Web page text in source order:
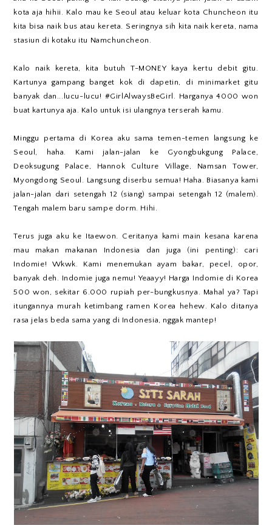
kota aja hihii. Kalo mau ke Seoul atau keluar kota Chuncheon itu
kita bisa naik bus atau kereta. Seringnya sih kita naik kereta, nama
stasiun di kotaku itu Namchuncheon.
Kalo naik kereta, kita butuh T-MONEY kaya kertu debit gitu.
Kartunya gampang banget kok di dapetin, di minimarket gitu
banyak dan...lucu-lucu! #GirlAlwaysBeGirl. Harganya 4000 won
buat kartunya aja. Kalo untuk isi ulangnya terserah kamu.
Minggu pertama di Korea aku sama temen-temen langsung ke
Seoul, haha. Kami jalan-jalan ke Gyongbukgung Palace,
Deoksugung Palace, Hannok Culture Village, Namsan Tower,
Myongdong Seoul. Langsung diserbu semua! Haha. Biasanya kami
jalan-jalan dari setengah 12 (siang) sampai setengah 12 (malem).
Tengah malem baru sampe dorm. Hihi.
Terus juga aku ke Itaewon. Ceritanya kami main kesana karena
mau makan makanan Indonesia dan juga (ini penting): cari
Indomie! Wkwk. Kami menemukan ayam bakar, pecel, opor,
banyak deh. Indomie juga nemu! Yeaayy! Harga Indomie di Korea
500 won, sekitar 6.000 rupiah per-bungkusnya. Mahal ya? Tapi
itungannya murah ketimbang ramen Korea hehew. Kalo ditanya
rasa jelas beda sama yang di Indonesia, nggak mantep!